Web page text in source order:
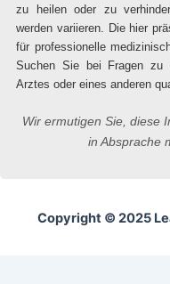
zu heilen oder zu
werden variieren. Die hier
für professionelle
Suchen Sie bei Fragen zu
Arztes oder eines anderen
Wir ermutigen Sie, diese
in Absprache
Copyright © 2025